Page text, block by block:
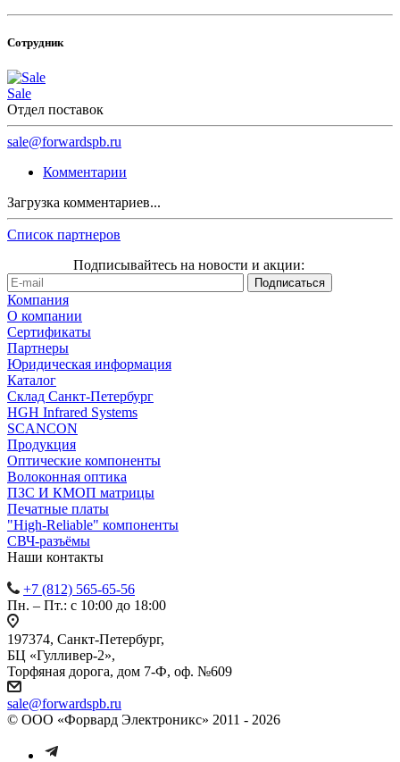
Сотрудник
Sale
Отдел поставок
sale@forwardspb.ru
Комментарии
Загрузка комментариев...
Список партнеров
Подписывайтесь на новости и акции:
Компания
О компании
Сертификаты
Партнеры
Юридическая информация
Каталог
Cклад Санкт-Петербург
HGH Infrared Systems
SCANCON
Продукция
Оптические компоненты
Волоконная оптика
ПЗС И КМОП матрицы
Печатные платы
"High-Reliable" компоненты
СВЧ-разъёмы
Наши контакты
+7 (812) 565-65-56
Пн. – Пт.: с 10:00 до 18:00
197374, Санкт-Петербург,
БЦ «Гулливер-2»,
Торфяная дорога, дом 7-Ф, оф. №609
sale@forwardspb.ru
© ООО «Форвард Электроникс» 2011 - 2026